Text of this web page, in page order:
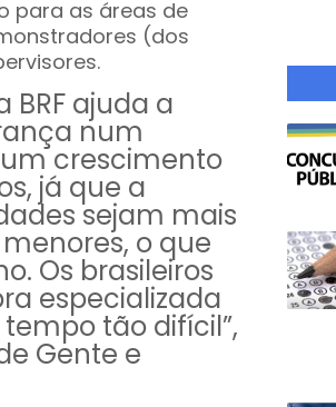
para as áreas de
(dos
ajuda a
num
crescimento
já que a
sejam mais
o que
Os brasileiros
especializada
tão difícil”,
Gente e